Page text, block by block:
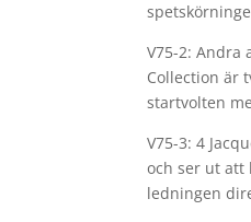
V75-2: Andra
Collection är
startvolten
V75-3: 4
och ser ut att
ledningen